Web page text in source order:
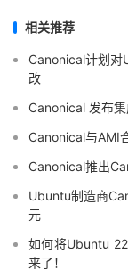
相关推荐
Canonical计划对
改
Canonical 发布
Canonical与AMI
Canonical推出
Ubuntu制造商
元
如何将Ubuntu
来了！